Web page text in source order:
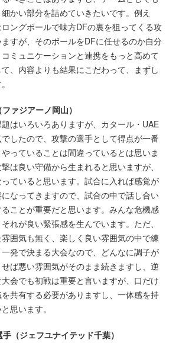
かい部分を詰めていきたいです。例え
ングボールで味方DFの裏を狙ってくる攻
すが、そのボールをDFに任せるのか自分
ミュニケーションと連携をもっと高めて
、内容よりも結果にこだわって、まずし
ァジアーノ岡山）
はいろいろありますが、カタール・UAE
したので、攻撃の選手として得点が一番
っていることは間違っているとは思いま
は良い守備から生まれると思いますが、
ていると思います。試合に入れば感覚が
なってきますので、試合の中で話し合い
ことが重要だと思います。みんな危機感
れが良い緊張感を生んでいます。ただ、
囲気も無く、楽しく良い雰囲気の中で練
発で決まる大会なので、どんなに調子が
ば悪い雰囲気がそのまま続きますし、逆
会でも初戦は重要と言いますが、口だけ
共有する必要がありますし、一体感を持
思います。
（ジェフユナイテッド千葉）